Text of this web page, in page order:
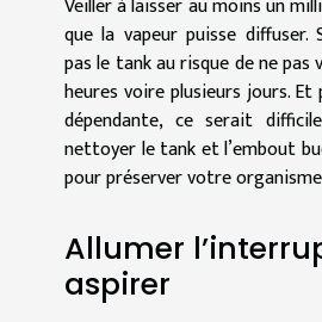
Veiller à laisser au moins un
que la vapeur puisse diffuser.
pas le tank au risque de ne
heures voire plusieurs jours.
dépendante, ce serait
nettoyer le tank et l’embout
pour préserver votre
Allumer
aspirer